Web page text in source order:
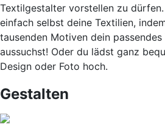
Textilgestalter vorstellen zu
einfach selbst deine Textilien,
tausenden Motiven dein
aussuchst! Oder du lädst ganz
Design oder Foto hoch.
Gestalten